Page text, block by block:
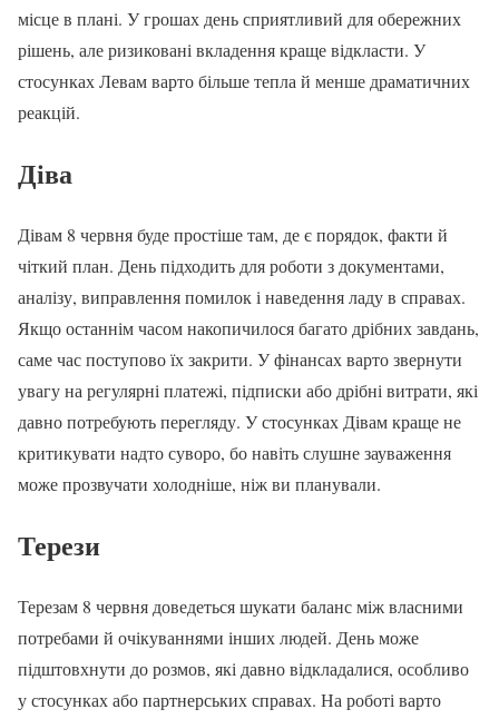
місце в плані. У грошах день сприятливий для обережних
рішень, але ризиковані вкладення краще відкласти. У
стосунках Левам варто більше тепла й менше драматичних
реакцій.
Діва
Дівам 8 червня буде простіше там, де є порядок, факти й
чіткий план. День підходить для роботи з документами,
аналізу, виправлення помилок і наведення ладу в справах.
Якщо останнім часом накопичилося багато дрібних завдань,
саме час поступово їх закрити. У фінансах варто звернути
увагу на регулярні платежі, підписки або дрібні витрати, які
давно потребують перегляду. У стосунках Дівам краще не
критикувати надто суворо, бо навіть слушне зауваження
може прозвучати холодніше, ніж ви планували.
Терези
Терезам 8 червня доведеться шукати баланс між власними
потребами й очікуваннями інших людей. День може
підштовхнути до розмов, які давно відкладалися, особливо
у стосунках або партнерських справах. На роботі варто